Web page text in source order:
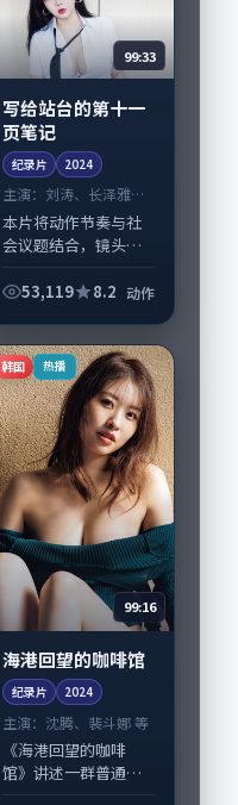
99:33
写给站台的第十一
页笔记
纪录片 2024
主演： 刘涛、长泽雅美
等
本片将动作节奏与社
会议题结合，镜头语
《写给站台的第十一
担纲主线；取景与声
音设计凸显中国香港
城...
53,119 8.2 动作
韩国 热播
99:16
海港回望的咖啡馆
纪录片 2024
主演： 沈腾、裴斗娜 等
《海港回望的咖啡
馆》讲述一群普通人